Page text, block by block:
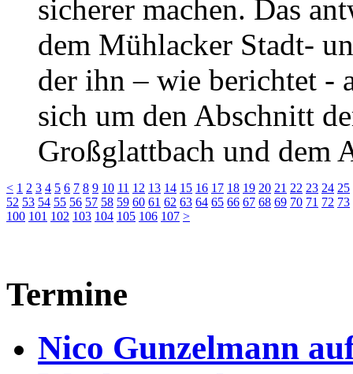
sicherer machen. Das
dem Mühlacker Stadt-
der ihn – wie berichtet -
sich um den Abschnitt
Großglattbach und dem
< 1 2 3 4 5 6 7 8 9 10 11 12 13 14 15 16 17 18 19 20 21 22 23 24 25
52 53 54 55 56 57 58 59 60 61 62 63 64 65 66 67 68 69 70 71 72 73
100 101 102 103 104 105 106 107 >
Termine
Nico Gunzelmann